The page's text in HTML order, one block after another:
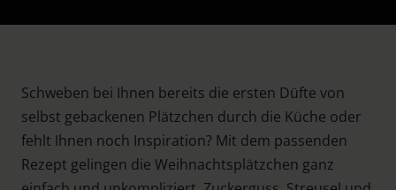
Schweben bei Ihnen bereits die ersten Düfte von
selbst gebackenen Plätzchen durch die Küche oder
fehlt Ihnen noch Inspiration? Mit dem passenden
Rezept gelingen die Weihnachtsplätzchen ganz